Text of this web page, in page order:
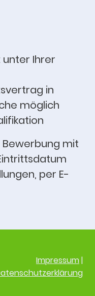
unter Ihrer
in
möglich
Bewerbung mit
per E-
Impressum|